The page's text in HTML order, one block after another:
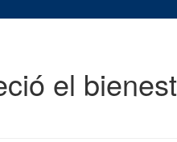
el